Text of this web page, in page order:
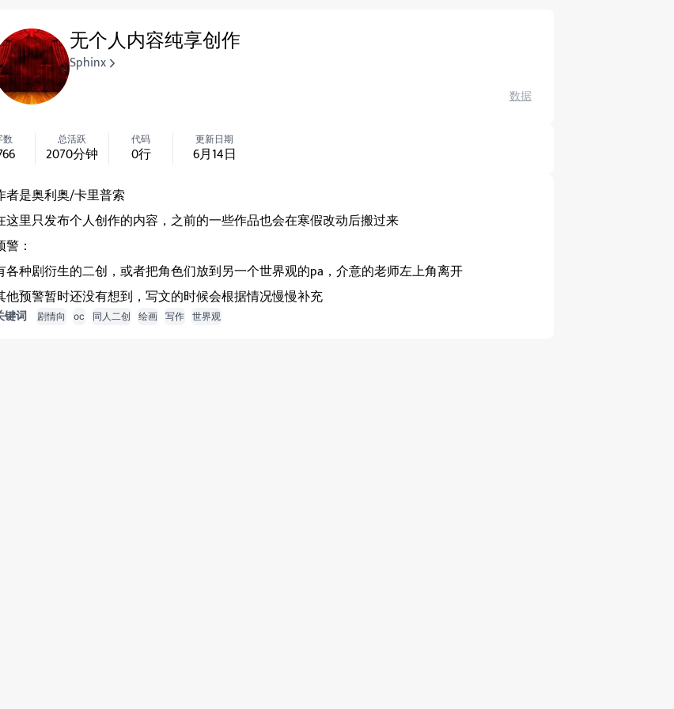
无个人内容纯享创作
Sphinx
数据
数 总活跃
2070分钟
代码
0行
更新日期
6月14日
者是奥利奥/卡里普索
这里只发布个人创作的内容，之前的一些作品也会在寒假改动后搬过来
警：
各种剧衍生的二创，或者把角色们放到另一个世界观的pa，介意的老师左上角离开
他预警暂时还没有想到，写文的时候会根据情况慢慢补充
键词 剧情向 oc 同人二创 绘画 写作 世界观